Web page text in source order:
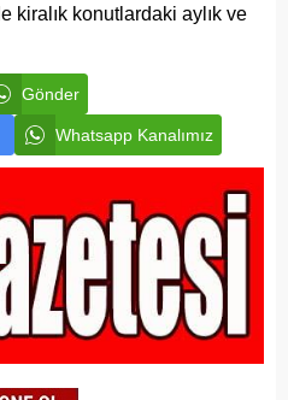
kiralık konutlardaki aylık ve
Gönder
Whatsapp Kanalımız